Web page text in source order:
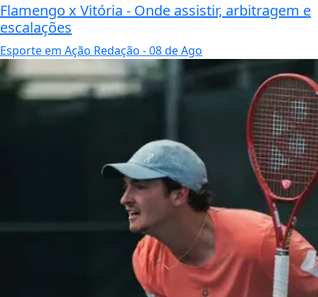
Flamengo x Vitória - Onde assistir, arbitragem e
escalações
Esporte em Ação Redação - 08 de Ago